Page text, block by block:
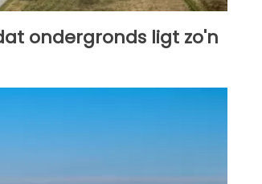
ondergronds ligt zo'n